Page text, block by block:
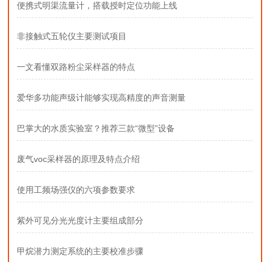
便携式明渠流量计，搭载授时定位功能上线
非接触式五轮仪主要测试项目
一文看懂双路粉尘采样器的特点
爱华多功能声级计能够实现高精度的声音测量
巴掌大的水质实验室？推荐三款“微型”设备
废气voc采样器的原理及特点介绍
使用工频场强仪的六项参数要求
紫外可见分光光度计主要组成部分
甲烷潜力测定系统的主要校准步骤